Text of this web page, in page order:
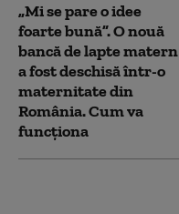
„Mi se pare o idee
foarte bună”. O nouă
bancă de lapte matern
a fost deschisă într-o
maternitate din
România. Cum va
funcționa